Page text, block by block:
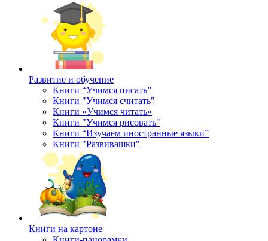
Развитие и обучение
Книги “Учимся писать”
Книги "Учимся считать"
Книги «Учимся читать»
Книги "Учимся рисовать"
Книги “Изучаем иностранные языки”
Книги "Развивашки"
Книги на картоне